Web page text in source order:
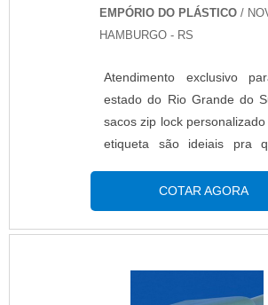
EMPÓRIO DO PLÁSTICO /
HAMBURGO - RS
Atendimento exclusivo
estado do Rio Grande do
sacos zip lock personalizado
etiqueta são ideiais pra
embalagem, porém em
escala de
personalização é
dados que o cliente
COTAR AGORA